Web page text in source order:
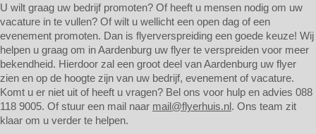
U wilt graag uw bedrijf promoten? Of heeft u mensen nodig om uw
vacature in te vullen? Of wilt u wellicht een open dag of een
evenement promoten. Dan is flyerverspreiding een goede keuze! Wij
helpen u graag om in Aardenburg uw flyer te verspreiden voor meer
bekendheid. Hierdoor zal een groot deel van Aardenburg uw flyer
zien en op de hoogte zijn van uw bedrijf, evenement of vacature.
Komt u er niet uit of heeft u vragen? Bel ons voor hulp en advies 088
118 9005. Of stuur een mail naar mail@flyerhuis.nl. Ons team zit
klaar om u verder te helpen.